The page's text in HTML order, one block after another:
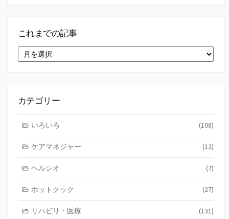
これまでの記事
れ
記
カテゴリー
いろいろ (108)
ケアマネジャー (12)
ヘルシオ (7)
ホットクック (27)
リハビリ・医療 (131)